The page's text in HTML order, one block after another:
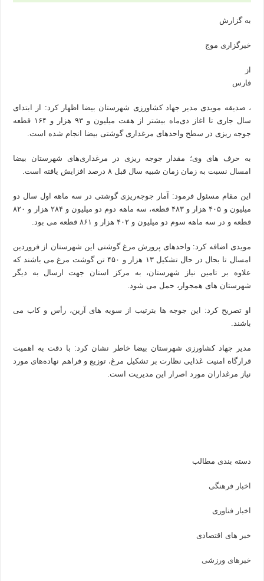
به گزارش
خبرگزاری موج
از
فارس
، صدیقه مویدی مدیر جهاد کشاورزی شهرستان بیضا اظهار کرد: از ابتدای
سال جاری تا اغاز دی‌ماه بیشتر از هفت میلیون و ۹۳ هزار و ۱۶۴ قطعه
جوجه ریزی در سطح واحدهای مرغداری گوشتی بیضا انجام شده است.
به حرف های وی؛ مقدار جوجه ریزی در مرغداری‌های شهرستان بیضا
امسال نسبت به زمان زمان شبیه سال قبل ۸ درصد افزایش یافته است.
این مقام مسئول فرمود: آمار جوجه‌ریزی گوشتی در سه ماهه اول سال دو
میلیون و ۴۰۵ هزار و ۴۸۳ قطعه، سه ماهه دوم دو میلیون و ۲۸۴ هزار و ۸۲۰
قطعه و در سه ماهه سوم دو میلیون و ۴۰۲ هزار و ۸۶۱ قطعه می بود.
مویدی اضافه کرد: واحدهای پرورش مرغ گوشتی این شهرستان از فروردین
امسال تا بحال در حال تشکیل ۱۳ هزار و ۴۵۰ تن گوشت مرغ می باشند که
علاوه بر تامین نیاز شهرستان، به مرکز استان جهت ارسال به دیگر
شهرستان های همجوار، حمل می شود.
او تصریح کرد: این جوجه ها بترتیب از سویه های آرین، رأس و کاب می
باشند.
مدیر جهاد کشاورزی شهرستان بیضا خاطر نشان کرد: با دقت به اهمیت
قرارگاه امنیت غذایی نظارت بر تشکیل مرغ، توزیع و فراهم نهاده‌های مورد
نیاز مرغداران مورد اصرار این مدیریت است.
دسته بندی مطالب
اخبار فرهنگی
اخبار فناوری
خبر های اقتصادی
خبرهای ورزشی